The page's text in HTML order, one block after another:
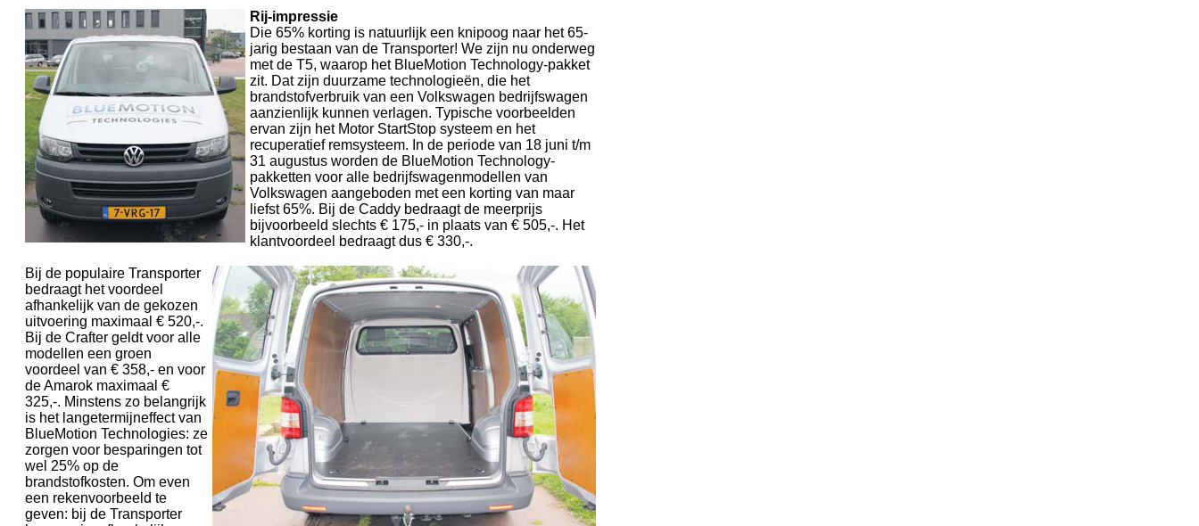
Rij-impressie
Die 65% korting is natuurlijk een knipoog naar het 65-
jarig bestaan van de Transporter! We zijn nu onderweg
met de T5, waarop het BlueMotion Technology-pakket
zit. Dat zijn duurzame technologieën, die het
brandstofverbruik van een Volkswagen bedrijfswagen
aanzienlijk kunnen verlagen. Typische voorbeelden
ervan zijn het Motor StartStop systeem en het
recuperatief remsysteem. In de periode van 18 juni t/m
31 augustus worden de BlueMotion Technology-
pakketten voor alle bedrijfswagenmodellen van
Volkswagen aangeboden met een korting van maar
liefst 65%. Bij de Caddy bedraagt de meerprijs
bijvoorbeeld slechts € 175,- in plaats van € 505,-. Het
klantvoordeel bedraagt dus € 330,-.
Bij de populaire Transporter
bedraagt het voordeel
afhankelijk van de gekozen
uitvoering maximaal € 520,-.
Bij de Crafter geldt voor alle
modellen een groen
voordeel van € 358,- en voor
de Amarok maximaal €
325,-. Minstens zo belangrijk
is het langetermijneffect van
BlueMotion Technologies: ze
zorgen voor besparingen tot
wel 25% op de
brandstofkosten. Om even
een rekenvoorbeeld te
geven: bij de Transporter